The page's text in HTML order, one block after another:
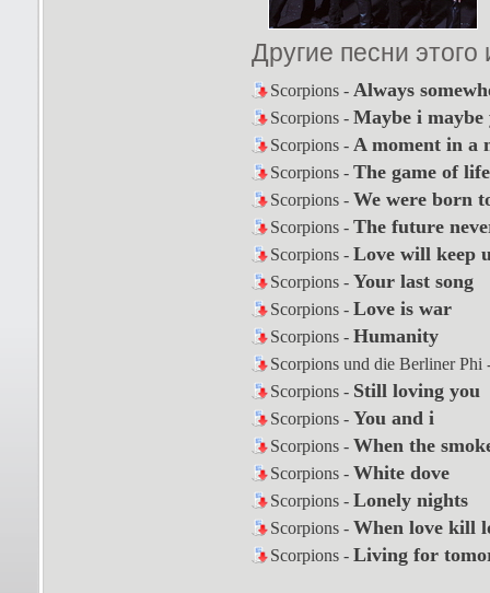
Другие песни
Scorpions - Always
Scorpions - Maybe i maybe
Scorpions - A moment in a
Scorpions - The game of life
Scorpions - We were born
Scorpions - The future
Scorpions - Love will keep
Scorpions - Your last song
Scorpions - Love is war
Scorpions - Humanity
Scorpions und die Berliner Phi
Scorpions - Still loving you
Scorpions - You and i
Scorpions - When the
Scorpions - White dove
Scorpions - Lonely nights
Scorpions - When love kill
Scorpions - Living for